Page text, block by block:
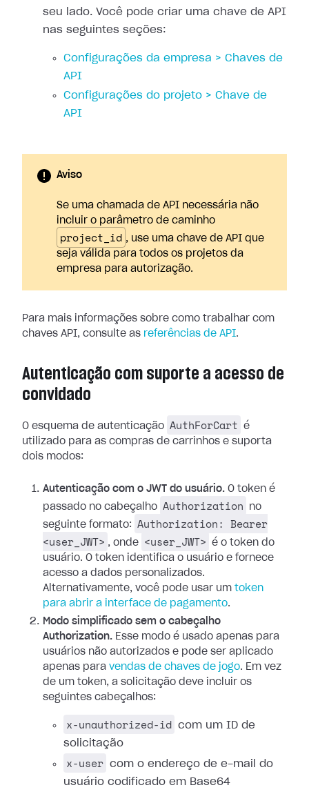
seu lado. Você pode criar uma chave de API
nas seguintes seções:
Configurações da empresa > Chaves de
API
Configurações do projeto > Chave de
API
Aviso
Se uma chamada de API necessária não
incluir o parâmetro de caminho
project_id , use uma chave de API que
seja válida para todos os projetos da
empresa para autorização.
Para mais informações sobre como trabalhar com
chaves API, consulte as referências de API.
Autenticação com suporte a acesso de
convidado
O esquema de autenticação AuthForCart
é
utilizado para as compras de carrinhos e suporta
dois modos:
Autenticação com o JWT do usuário. O token é
passado no cabeçalho Authorization
no
seguinte formato:
Authorization: Bearer
<user_JWT> , onde <user_JWT>
é o token do
usuário. O token identifica o usuário e fornece
acesso a dados personalizados.
Alternativamente, você pode usar um token
para abrir a interface de pagamento.
Modo simplificado sem o cabeçalho
Authorization. Esse modo é usado apenas para
usuários não autorizados e pode ser aplicado
apenas para vendas de chaves de jogo. Em vez
de um token, a solicitação deve incluir os
seguintes cabeçalhos:
x-unauthorized-id com um ID de
solicitação
x-user com o endereço de e-mail do
usuário codificado em Base64